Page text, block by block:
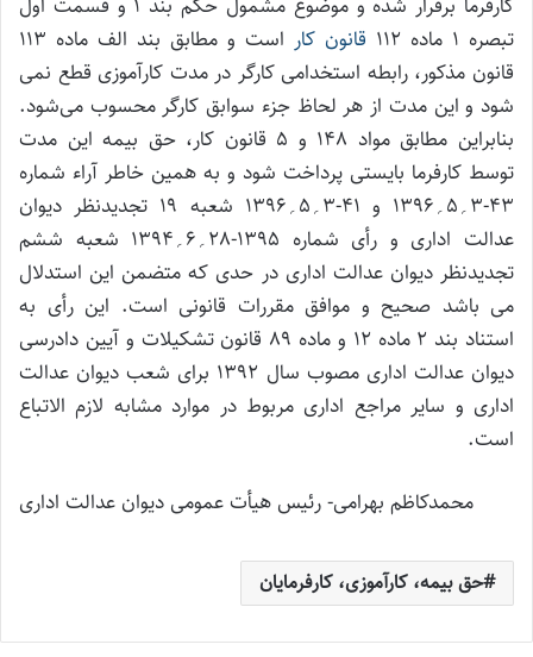
تبصره 1 ماده 112
قانون کار
است و مطابق بند الف ماده 113
قانون مذکور، رابطه استخدامی کارگر در مدت کارآموزی قطع نمی
شود و این مدت از هر لحاظ جزء سوابق کارگر محسوب می‌شود.
بنابراین مطابق مواد 148 و 5 قانون کار، حق بیمه این مدت
توسط کارفرما بایستی پرداخت شود و به همین خاطر آراء شماره
43-3؍5؍1396 و 41-3؍5؍1396 شعبه 19 تجدیدنظر دیوان
عدالت اداری و رأی شماره 1395-28؍6؍1394 شعبه ششم
تجدیدنظر دیوان عدالت اداری در حدی که متضمن این استدلال
می باشد صحیح و موافق مقررات قانونی است. این رأی به
استناد بند 2 ماده 12 و ماده 89 قانون تشکیلات و آیین دادرسی
دیوان عدالت اداری مصوب سال 1392 برای شعب دیوان عدالت
اداری و سایر مراجع اداری مربوط در موارد مشابه لازم الاتباع
است.
محمدکاظم بهرامی- رئیس هیأت عمومی دیوان عدالت اداری
حق بیمه، کارآموزی، کارفرمایان